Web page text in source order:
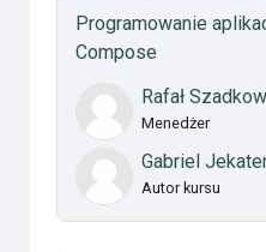
Programowanie
Compose
Rafał
Menedżer
Gabriel
Autor kursu